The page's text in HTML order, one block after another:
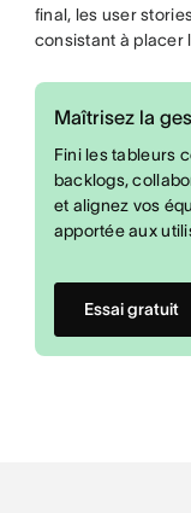
final, les user
consistant à placer
Maîtrisez la
Fini les tableurs
backlogs,
et alignez vos
apportée aux
Essai gratuit